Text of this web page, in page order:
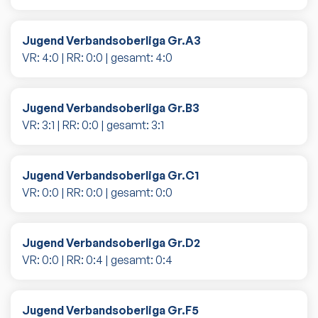
Jugend Verbandsoberliga Gr.A3
VR: 4:0 | RR: 0:0 | gesamt: 4:0
Jugend Verbandsoberliga Gr.B3
VR: 3:1 | RR: 0:0 | gesamt: 3:1
Jugend Verbandsoberliga Gr.C1
VR: 0:0 | RR: 0:0 | gesamt: 0:0
Jugend Verbandsoberliga Gr.D2
VR: 0:0 | RR: 0:4 | gesamt: 0:4
Jugend Verbandsoberliga Gr.F5